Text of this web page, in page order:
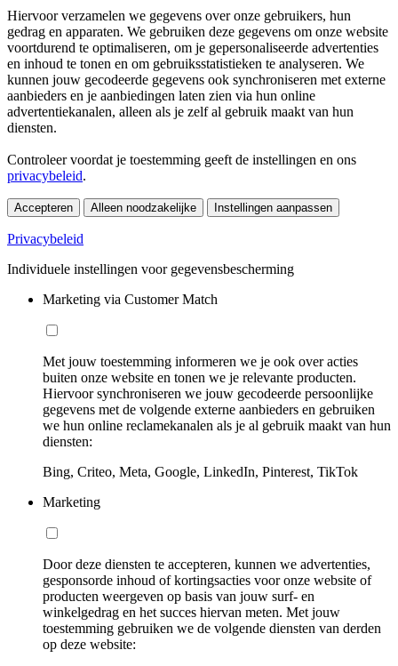
Hiervoor verzamelen we gegevens over onze gebruikers, hun
gedrag en apparaten. We gebruiken deze gegevens om onze website
voortdurend te optimaliseren, om je gepersonaliseerde advertenties
en inhoud te tonen en om gebruiksstatistieken te analyseren. We
kunnen jouw gecodeerde gegevens ook synchroniseren met externe
aanbieders en je aanbiedingen laten zien via hun online
advertentiekanalen, alleen als je zelf al gebruik maakt van hun
diensten.
Controleer voordat je toestemming geeft de instellingen en ons
privacybeleid.
Accepteren Alleen noodzakelijke Instellingen aanpassen
Privacybeleid
Individuele instellingen voor gegevensbescherming
Marketing via Customer Match
Met jouw toestemming informeren we je ook over acties
buiten onze website en tonen we je relevante producten.
Hiervoor synchroniseren we jouw gecodeerde persoonlijke
gegevens met de volgende externe aanbieders en gebruiken
we hun online reclamekanalen als je al gebruik maakt van hun
diensten:
Bing, Criteo, Meta, Google, LinkedIn, Pinterest, TikTok
Marketing
Door deze diensten te accepteren, kunnen we advertenties,
gesponsorde inhoud of kortingsacties voor onze website of
producten weergeven op basis van jouw surf- en
winkelgedrag en het succes hiervan meten. Met jouw
toestemming gebruiken we de volgende diensten van derden
op deze website: